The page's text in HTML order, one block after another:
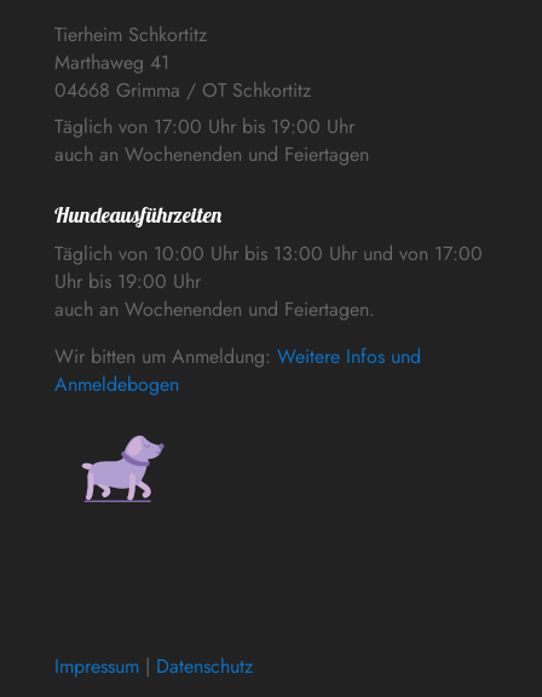
Tierheim Schkortitz
Marthaweg 41
04668 Grimma / OT Schkortitz
Täglich von 17:00 Uhr bis 19:00 Uhr
auch an Wochenenden und Feiertagen
Hundeausführzeiten
Täglich von 10:00 Uhr bis 13:00 Uhr und von 17:00
Uhr bis 19:00 Uhr
auch an Wochenenden und Feiertagen.
Wir bitten um Anmeldung: Weitere Infos und
Anmeldebogen
Impressum| Datenschutz